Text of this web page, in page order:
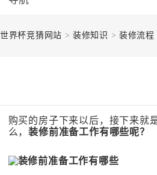
世界杯竞猜网站 >装修知识 > 装修流程
购买的房子下来以后，接下来就
么，装修前准备工作有哪些呢？